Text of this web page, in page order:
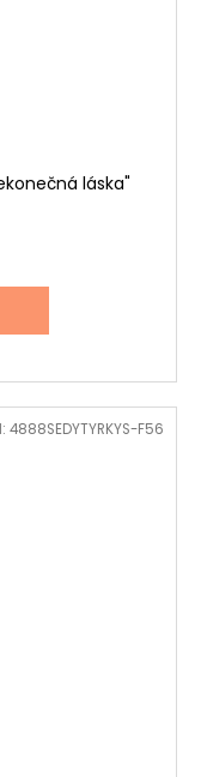
láska"
4888SEDYTYRKYS-F56